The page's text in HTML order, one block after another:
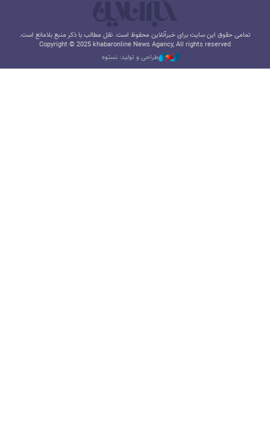
تمامی حقوق این سایت برای خبرآنلاین محفوظ است. نقل مطالب با ذکر منبع بلامانع است.
Copyright © 2025 khabaronline News Agancy, All rights reserved
طراحی و تولید: نستوه